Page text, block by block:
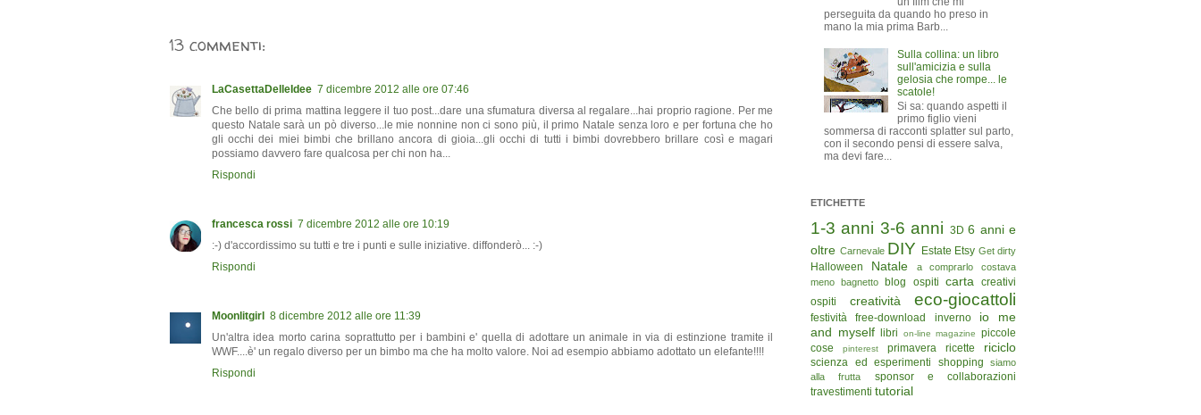
13 commenti:
LaCasettaDelleIdee 7 dicembre 2012 alle ore 07:46
Che bello di prima mattina leggere il tuo post...dare una sfumatura diversa al regalare...hai proprio ragione. Per me
questo Natale sarà un pò diverso...le mie nonnine non ci sono più, il primo Natale senza loro e per fortuna che ho
gli occhi dei miei bimbi che brillano ancora di gioia...gli occhi di tutti i bimbi dovrebbero brillare così e magari
possiamo davvero fare qualcosa per chi non ha...
Rispondi
francesca rossi 7 dicembre 2012 alle ore 10:19
:-) d'accordissimo su tutti e tre i punti e sulle iniziative. diffonderò... :-)
Rispondi
Moonlitgirl
8 dicembre 2012 alle ore 11:39
Un'altra idea morto carina soprattutto per i bambini e' quella di adottare un animale in via di estinzione tramite il
WWF....è' un regalo diverso per un bimbo ma che ha molto valore. Noi ad esempio abbiamo adottato un elefante!!!!
Rispondi
perseguita da quando ho preso in
mano la mia prima Barb...
Sulla collina: un libro
sull'amicizia e sulla
gelosia che rompe... le
scatole!
Si sa: quando aspetti il
primo figlio vieni
sommersa di racconti splatter sul parto,
con il secondo pensi di essere salva,
ma devi fare...
ETICHETTE
1-3 anni 3-6 anni 3D 6 anni e
oltre Carnevale DIY Estate Etsy Get dirty
Halloween Natale
a comprarlo costava
meno
bagnetto blog ospiti carta
creativi
ospiti
creatività eco-giocattoli
festività free-download inverno
io me
and myself libri on-line magazine
piccole
cose
pinterest primavera ricette riciclo
scienza ed esperimenti shopping
siamo
alla frutta
sponsor e collaborazioni
travestimenti tutorial